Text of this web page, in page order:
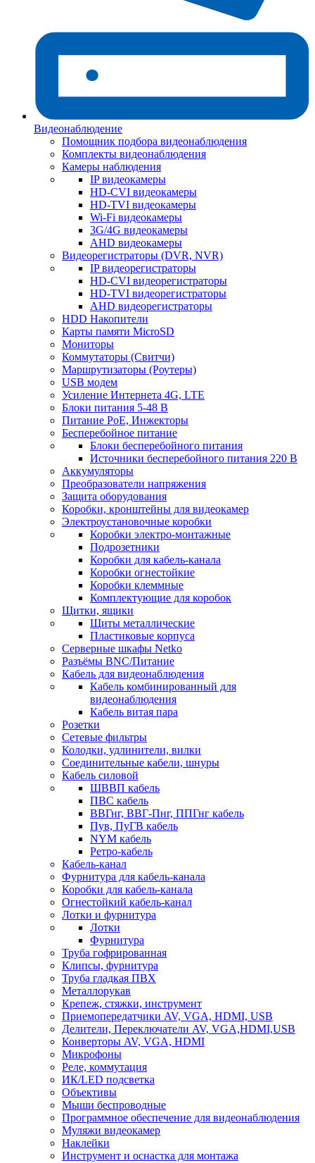
Видеонаблюдение
Помощник подбора видеонаблюдения
Комплекты видеонаблюдения
Камеры наблюдения
IP видеокамеры
HD-CVI видеокамеры
HD-TVI видеокамеры
Wi-Fi видеокамеры
3G/4G видеокамеры
AHD видеокамеры
Видеорегистраторы (DVR, NVR)
IP видеорегистраторы
HD-CVI видеорегистраторы
HD-TVI видеорегистраторы
AHD видеорегистраторы
HDD Накопители
Карты памяти MicroSD
Мониторы
Коммутаторы (Свитчи)
Маршрутизаторы (Роутеры)
USB модем
Усиление Интернета 4G, LTE
Блоки питания 5-48 В
Питание PoE, Инжекторы
Бесперебойное питание
Блоки бесперебойного питания
Источники бесперебойного питания 220 В
Аккумуляторы
Преобразователи напряжения
Защита оборудования
Коробки, кронштейны для видеокамер
Электроустановочные коробки
Коробки электро-монтажные
Подрозетники
Коробки для кабель-канала
Коробки огнестойкие
Коробки клеммные
Комплектующие для коробок
Щитки, ящики
Щиты металлические
Пластиковые корпуса
Серверные шкафы Netko
Разъёмы BNC/Питание
Кабель для видеонаблюдения
Кабель комбинированный для
видеонаблюдения
Кабель витая пара
Розетки
Сетевые фильтры
Колодки, удлинители, вилки
Соединительные кабели, шнуры
Кабель силовой
ШВВП кабель
ПВС кабель
ВВГнг, ВВГ-Пнг, ППГнг кабель
Пув, ПуГВ кабель
NYM кабель
Ретро-кабель
Кабель-канал
Фурнитура для кабель-канала
Коробки для кабель-канала
Огнестойкий кабель-канал
Лотки и фурнитура
Лотки
Фурнитура
Труба гофрированная
Клипсы, фурнитура
Труба гладкая ПВХ
Металлорукав
Крепеж, стяжки, инструмент
Приемопередатчики AV, VGA, HDMI, USB
Делители, Переключатели AV, VGA,HDMI,USB
Конверторы AV, VGA, HDMI
Микрофоны
Реле, коммутация
ИК/LED подсветка
Объективы
Мыши беспроводные
Программное обеспечение для видеонаблюдения
Муляжи видеокамер
Наклейки
Инструмент и оснастка для монтажа